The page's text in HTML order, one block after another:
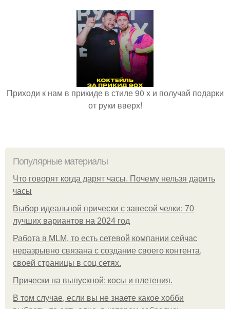
Приходи к нам в прикиде в стиле 90 х и получай подарки
от руки вверх!
Популярные материалы
Что говорят когда дарят часы. Почему нельзя дарить
часы
Выбор идеальной прически с завесой челки: 70
лучших вариантов на 2024 год
Работа в MLM, то есть сетевой компании сейчас
неразрывно связана с создание своего контента,
своей страницы в соц сетях.
Прически на выпускной: косы и плетения.
В том случае, если вы не знаете какое хобби